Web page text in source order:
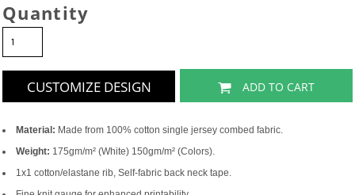
Quantity
CUSTOMIZE DESIGN ADD TO CART
Material: Made from 100% cotton single jersey combed fabric.
Weight: 175gm/m² (White) 150gm/m² (Colors).
1x1 cotton/elastane rib, Self-fabric back neck tape.